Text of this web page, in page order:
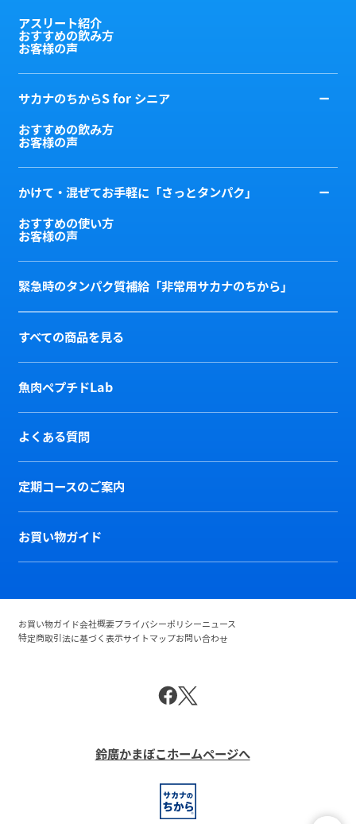
アスリート紹介
おすすめの飲み方
お客様の声
サカナのちからS for シニア
おすすめの飲み方
お客様の声
かけて・混ぜてお手軽に「さっとタンパク」
おすすめの使い方
お客様の声
緊急時のタンパク質補給「非常用サカナのちから」
すべての商品を見る
魚肉ペプチドLab
よくある質問
定期コースのご案内
お買い物ガイド
お買い物ガイド会社概要プライバシーポリシーニュース
特定商取引法に基づく表示サイトマップお問い合わせ
鈴廣かまぼこホームページへ